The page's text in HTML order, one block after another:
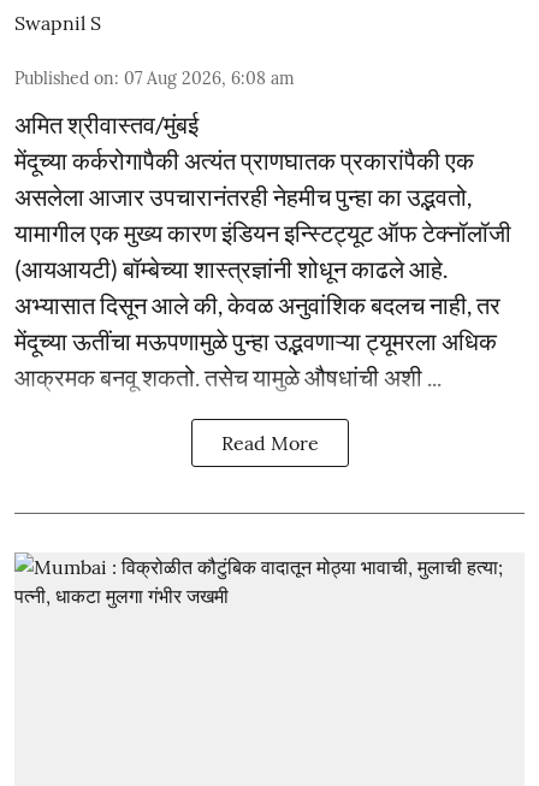
Swapnil S
Published on: 07 Aug 2026, 6:08 am
अमित श्रीवास्तव/मुंबई
मेंदूच्या कर्करोगापैकी अत्यंत प्राणघातक प्रकारांपैकी एक
असलेला आजार उपचारानंतरही नेहमीच पुन्हा का उद्भवतो,
यामागील एक मुख्य कारण इंडियन इन्स्टिट्यूट ऑफ टेक्नॉलॉजी
(आयआयटी) बॉम्बेच्या शास्त्रज्ञांनी शोधून काढले आहे.
अभ्यासात दिसून आले की, केवळ अनुवांशिक बदलच नाही, तर
मेंदूच्या ऊतींचा मऊपणामुळे पुन्हा उद्भवणाऱ्या ट्यूमरला अधिक
आक्रमक बनवू शकतो. तसेच यामुळे औषधांची अशी ...
Read More